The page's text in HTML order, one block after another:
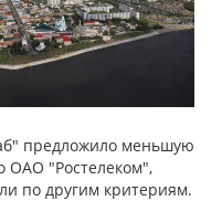
предложило меньшую
ОАО "Ростелеком",
по другим критериям.